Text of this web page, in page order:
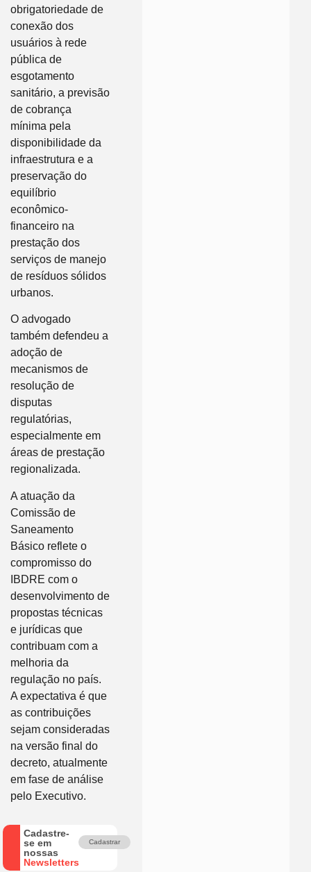
obrigatoriedade de
conexão dos
usuários à rede
pública de
esgotamento
sanitário, a previsão
de cobrança
mínima pela
disponibilidade da
infraestrutura e a
preservação do
equilíbrio
econômico-
financeiro na
prestação dos
serviços de manejo
de resíduos sólidos
urbanos.
O advogado
também defendeu a
adoção de
mecanismos de
resolução de
disputas
regulatórias,
especialmente em
áreas de prestação
regionalizada.
A atuação da
Comissão de
Saneamento
Básico reflete o
compromisso do
IBDRE com o
desenvolvimento de
propostas técnicas
e jurídicas que
contribuam com a
melhoria da
regulação no país.
A expectativa é que
as contribuições
sejam consideradas
na versão final do
decreto, atualmente
em fase de análise
pelo Executivo.
Cadastre-
se em
nossas
Newsletters
Cadastrar